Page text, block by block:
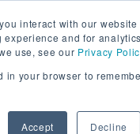
interact with our website
experience and for analytics
use, see our Privacy
in your browser to
Accept Decline